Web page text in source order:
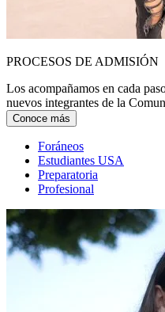
PROCESOS DE ADMISIÓN
Los acompañamos en cada
nuevos integrantes de la
Conoce más
Foráneos
Estudiantes USA
Preparatoria
Profesional